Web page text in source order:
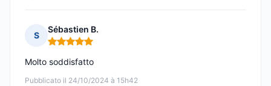
S
Sébastien B.
Nota: 5 su 5
Pubblicato il 24/10/2024 à 15h42
Molto soddisfatto